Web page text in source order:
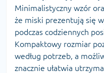
Minimalistyczny wzór
że miski prezentują się
podczas codziennych
Kompaktowy rozmiar
według potrzeb, a
znacznie ułatwia